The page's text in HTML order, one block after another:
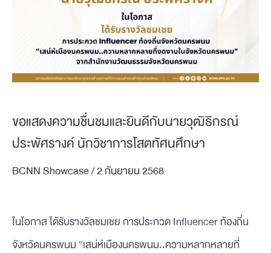
ขอแสดงความชื่นชมและยินดีกับนายวุฒิธิกรณ์
ประพัศรางค์ นักวิชาการโสตทัศนศึกษา
BCNN Showcase/2 กันยายน 2568
ในโอกาส ได้รับรางวัลชมเชย การประกวด Influencer ท้องถิ่น
จังหวัดนครพนม “เสน่ห์เมืองนครพนม..ความหลากหลายที่